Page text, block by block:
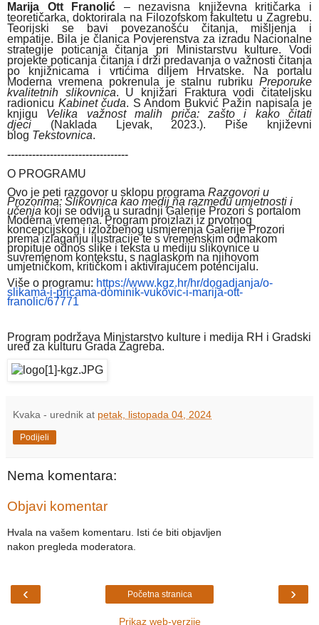
Marija Ott Franolić – nezavisna književna kritičarka i
teoretičarka, doktorirala na Filozofskom fakultetu u Zagrebu.
Teorijski se bavi povezanošću čitanja, mišljenja i
empatije. Bila je članica Povjerenstva za izradu Nacionalne
strategije poticanja čitanja pri Ministarstvu kulture. Vodi
projekte poticanja čitanja i drži predavanja o važnosti čitanja
po knjižnicama i vrtićima diljem Hrvatske. Na portalu
Moderna vremena pokrenula je stalnu rubriku Preporuke
kvalitetnih slikovnica. U knjižari Fraktura vodi čitateljsku
radionicu Kabinet čuda. S Andom Bukvić Pažin napisala je
knjigu Velika važnost malih priča: zašto i kako čitati
djeci (Naklada Ljevak, 2023.).
Piše književni
blog Tekstovnica.
----------------------------------
O PROGRAMU
Ovo je peti razgovor u sklopu programa Razgovori u
Prozorima: Slikovnica kao medij na razmeđu umjetnosti i
učenja koji se odvija u suradnji Galerije Prozori s portalom
Moderna vremena. Program proizlazi iz prvotnog
koncepcijskog i izložbenog usmjerenja Galerije Prozori
prema izlaganju ilustracije te s vremenskim odmakom
propituje odnos slike i teksta u mediju slikovnice u
suvremenom kontekstu, s naglaskom na njihovom
umjetničkom, kritičkom i aktivirajućem potencijalu.
Više o programu: https://www.kgz.hr/hr/dogadjanja/o-
slikama-i-pricama-dominik-vukovic-i-marija-ott-
franolic/67771
Program podržava Ministarstvo kulture i medija RH i Gradski
ured za kulturu Grada Zagreba.
Kvaka - urednik at petak, listopada 04, 2024
Podijeli
Nema komentara:
Objavi komentar
Hvala na vašem komentaru. Isti će biti objavljen
nakon pregleda moderatora.
‹ ›
Početna stranica
Prikaz web-verzije